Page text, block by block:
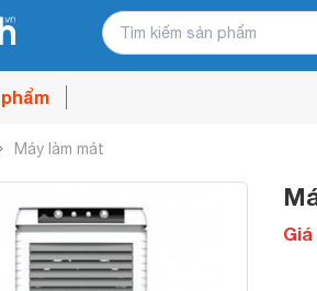
Máy làm mát
Giá